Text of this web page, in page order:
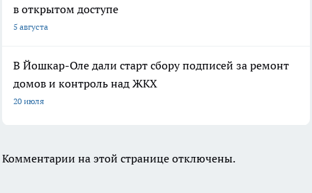
в открытом доступе
5 августа
В Йошкар-Оле дали старт сбору подписей за ремонт
домов и контроль над ЖКХ
20 июля
Комментарии на этой странице отключены.